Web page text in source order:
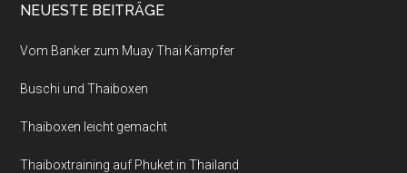
NEUESTE BEITRÄGE
Vom Banker zum Muay Thai Kämpfer
Buschi und Thaiboxen
Thaiboxen leicht gemacht
Thaiboxtraining auf Phuket in Thailand